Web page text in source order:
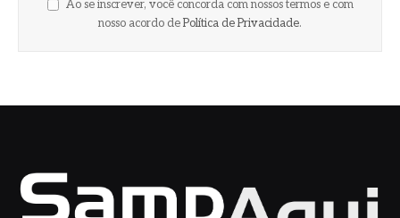
Ao se inscrever, você concorda com nossos termos e com
nosso acordo de Política de Privacidade.